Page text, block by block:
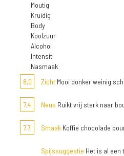
Moutig
Kruidig
Body
Koolzuur
Alcohol
Intensit.
Nasmaak
8,0
Zicht Mooi donker weinig
7,4 Neus Ruikt vrij sterk naar
7,7 Smaak Koffie chocolade
Spijssuggestie Het is al